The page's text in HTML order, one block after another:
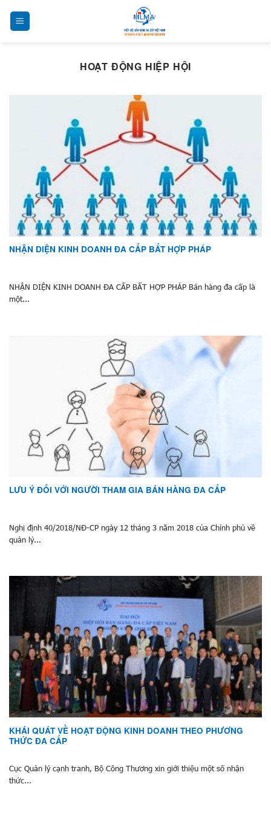
HOẠT ĐỘNG HIỆP HỘI
NHẬN DIỆN KINH DOANH ĐA CẤP BẤT HỢP PHÁP
NHẬN DIỆN KINH DOANH ĐA CẤP BẤT HỢP PHÁP Bán hàng đa cấp là
một...
LƯU Ý ĐỐI VỚI NGƯỜI THAM GIA BÁN HÀNG ĐA CẤP
Nghị định 40/2018/NĐ-CP ngày 12 tháng 3 năm 2018 của Chính phủ về
quản lý...
KHÁI QUÁT VỀ HOẠT ĐỘNG KINH DOANH THEO PHƯƠNG
THỨC ĐA CẤP
Cục Quản lý cạnh tranh, Bộ Công Thương xin giới thiệu một số nhận
thức...